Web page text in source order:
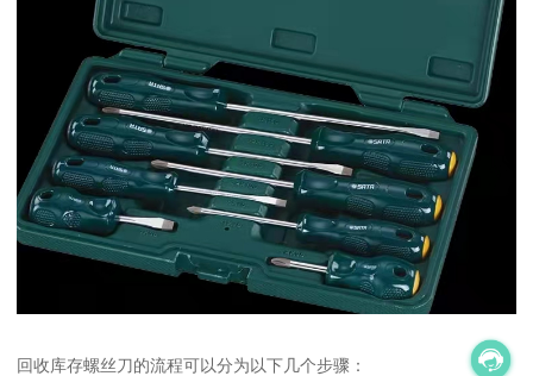
回收库存螺丝刀的流程可以分为以下几个步骤：